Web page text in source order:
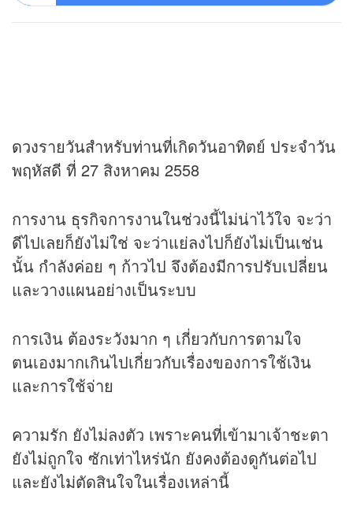
ดวงรายวันสำหรับท่านที่เกิดวันอาทิตย์ ประจำวัน
พฤหัสดี ที่ 27 สิงหาคม 2558
การงาน ธุรกิจการงานในช่วงนี้ไม่น่าไว้ใจ จะว่า
ดีไปเลยก็ยังไม่ใช่ จะว่าแย่ลงไปก็ยังไม่เป็นเช่น
นั้น กำลังค่อย ๆ ก้าวไป จึงต้องมีการปรับเปลี่ยน
และวางแผนอย่างเป็นระบบ
การเงิน ต้องระวังมาก ๆ เกี่ยวกับการตามใจ
ตนเองมากเกินไปเกี่ยวกับเรื่องของการใช้เงิน
และการใช้จ่าย
ความรัก ยังไม่ลงตัว เพราะคนที่เข้ามาเจ้าชะตา
ยังไม่ถูกใจ ซักเท่าไหร่นัก ยังคงต้องดูกันต่อไป
และยังไม่ตัดสินใจในเรื่องเหล่านี้